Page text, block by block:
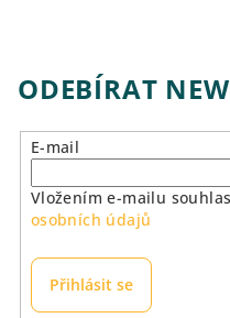
ODEBÍRAT
E-mail
Vložením e-mailu
osobních údajů
Přihlásit se